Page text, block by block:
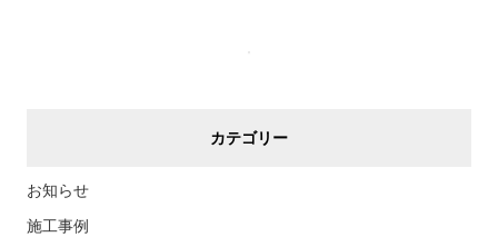
カテゴリー
お知らせ
施工事例